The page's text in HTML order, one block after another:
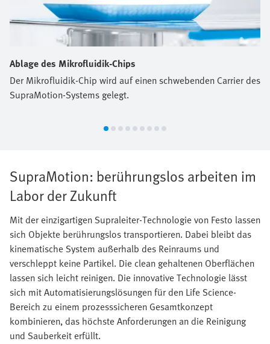
Ablage des Mikrofluidik-Chips
Der Mikrofluidik-Chip wird auf einen schwebenden Carrier des
SupraMotion-Systems gelegt.
SupraMotion: berührungslos arbeiten im
Labor der Zukunft
Mit der einzigartigen Supraleiter-Technologie von Festo lassen
sich Objekte berührungslos transportieren. Dabei bleibt das
kinematische System außerhalb des Reinraums und
verschleppt keine Partikel. Die clean gehaltenen Oberflächen
lassen sich leicht reinigen. Die innovative Technologie lässt
sich mit Automatisierungslösungen für den Life Science-
Bereich zu einem prozesssicheren Gesamtkonzept
kombinieren, das höchste Anforderungen an die Reinigung
und Sauberkeit erfüllt.